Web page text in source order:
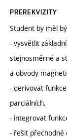
PREREKVIZITY
Student by měl
- vysvětlit
stejnosměrné a
a obvody
- derivovat
parciálních,
- integrovat
- řešit přechodné